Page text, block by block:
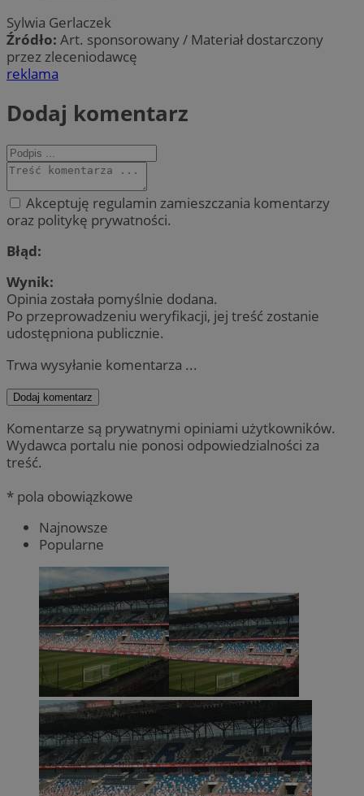
Sylwia Gerlaczek
Źródło: Art. sponsorowany / Materiał dostarczony
przez zleceniodawcę
reklama
Dodaj komentarz
Akceptuję regulamin zamieszczania komentarzy
oraz politykę prywatności.
Błąd:
Wynik:
Opinia została pomyślnie dodana.
Po przeprowadzeniu weryfikacji, jej treść zostanie
udostępniona publicznie.
Trwa wysyłanie komentarza ...
Dodaj komentarz
Komentarze są prywatnymi opiniami użytkowników.
Wydawca portalu nie ponosi odpowiedzialności za
treść.
* pola obowiązkowe
Najnowsze
Popularne